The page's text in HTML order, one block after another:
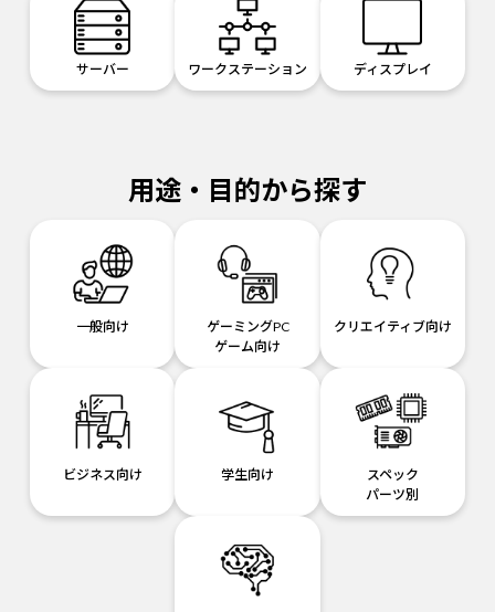
サーバー ワークステーション ディスプレイ
用途・目的から探す
一般向け
ゲーミングPC
ゲーム向け
クリエイティブ向け
ビジネス向け 学生向け
スペック
パーツ別